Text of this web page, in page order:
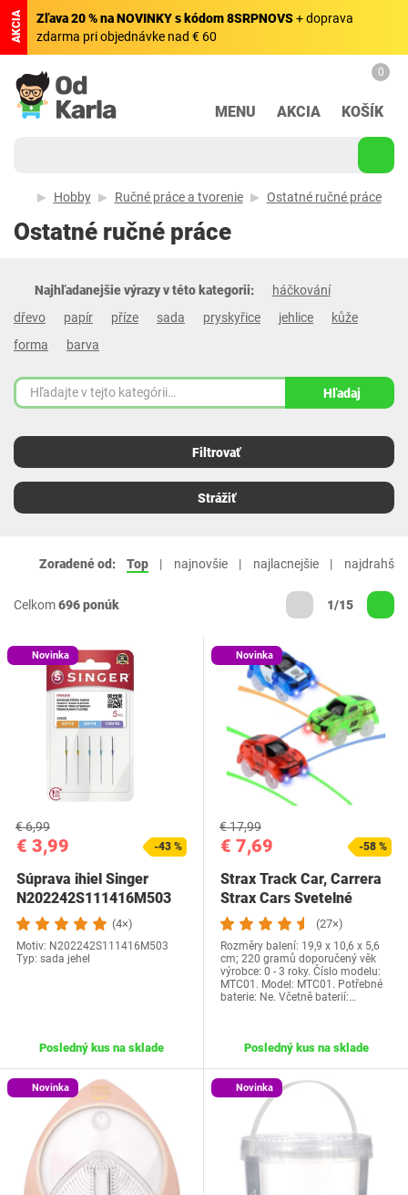
AKCIA Zľava 20 % na NOVINKY s kódom 8SRPNOVS+ doprava
zdarma pri objednávke nad € 60
MENU AKCIA
0
KOŠÍK
Hobby Ručné práce a tvorenie Ostatné ručné práce
Ostatné ručné práce
Najhľadanejšie výrazy v této kategorii:
háčkování
dřevo
papír příze sada pryskyřice jehlice
kůže
forma
barva
Hľadaj
Filtrovať
Strážiť
Zoradené od: Top najnovšie najlacnejšie najdrahšie
Celkom696 ponúk 1/15
Novinka
€ 3,99
€ 6,99
-43 %
Súprava ihiel Singer
N202242S111416M503
(4×)
Motiv: N202242S111416M503
Typ: sada jehel
Posledný kus na sklade
Novinka
€ 7,69
€ 17,99
-58 %
Strax Track Car, Carrera
Strax Cars Svetelné
autíčka…
(27×)
Rozměry balení: 19,9 x 10,6 x 5,6
cm; 220 gramů doporučený věk
výrobce: 0 - 3 roky. Číslo modelu:
MTC01. Model: MTC01. Potřebné
baterie: Ne. Včetně baterií:…
Posledný kus na sklade
Novinka Novinka